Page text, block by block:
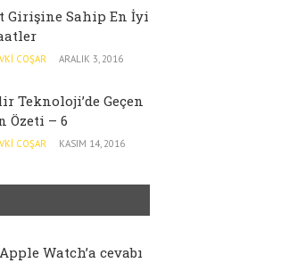
Girişine Sahip En İyi
COŞAR ARALIK 3, 2016
Teknoloji’de Geçen
Özeti – 6
COŞAR KASIM 14, 2016
Watch’a cevabı